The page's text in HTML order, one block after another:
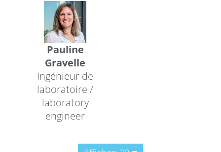
Pauline
Gravelle
Ingénieur de
laboratoire /
laboratory
engineer